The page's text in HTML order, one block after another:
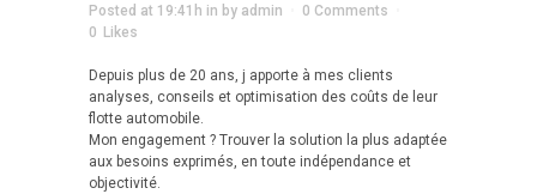
Posted at 19:41h in by admin
0 Comments
0 Likes
Depuis plus de 20 ans, j apporte à mes clients
analyses, conseils et optimisation des coûts de leur
flotte automobile.
Mon engagement ? Trouver la solution la plus adaptée
aux besoins exprimés, en toute indépendance et
objectivité.